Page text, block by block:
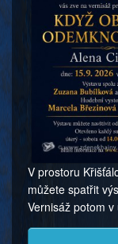
V prostoru
můžete spatřit
Vernisáž potom